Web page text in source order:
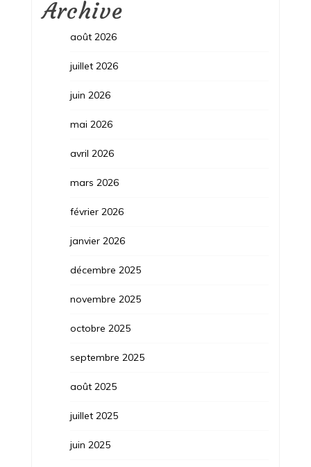
Archive
août 2026
juillet 2026
juin 2026
mai 2026
avril 2026
mars 2026
février 2026
janvier 2026
décembre 2025
novembre 2025
octobre 2025
septembre 2025
août 2025
juillet 2025
juin 2025